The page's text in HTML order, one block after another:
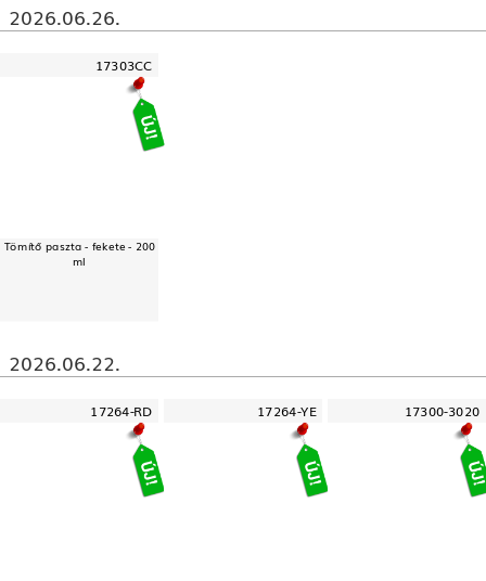
2026.06.26.
17303CC
Tömítő paszta - fekete - 200
ml
2026.06.22.
17264-RD 17264-YE 17300-3020